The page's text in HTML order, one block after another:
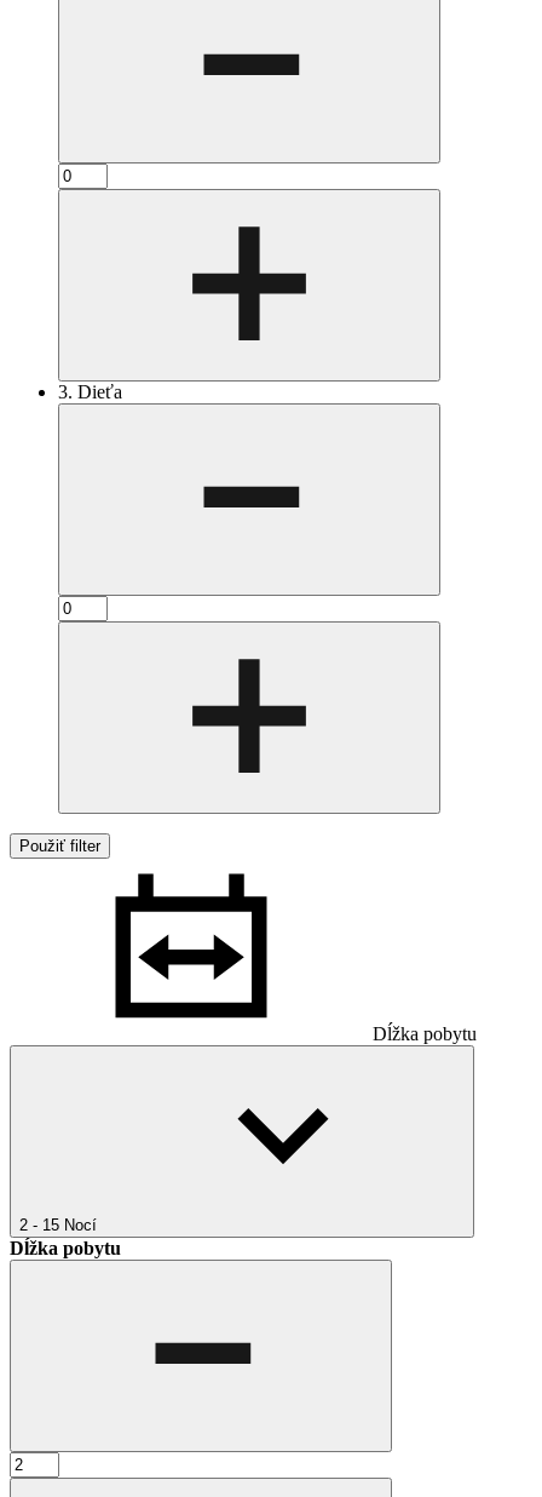
3. Dieťa
Použiť filter
Dĺžka pobytu
2 - 15 Nocí
Dĺžka pobytu